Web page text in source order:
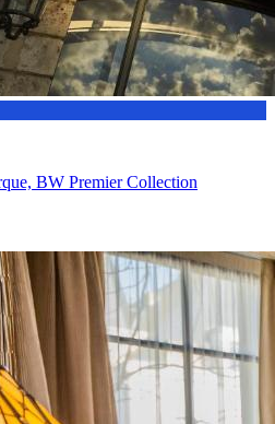
BW Premier Collection